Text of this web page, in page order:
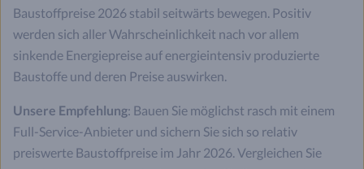
Baustoffpreise 2026 stabil seitwärts bewegen. Positiv
werden sich aller Wahrscheinlichkeit nach vor allem
sinkende Energiepreise auf energieintensiv produzierte
Baustoffe und deren Preise auswirken.
Unsere Empfehlung: Bauen Sie möglichst rasch mit einem
Full-Service-Anbieter und sichern Sie sich so relativ
preiswerte Baustoffpreise im Jahr 2026. Vergleichen Sie